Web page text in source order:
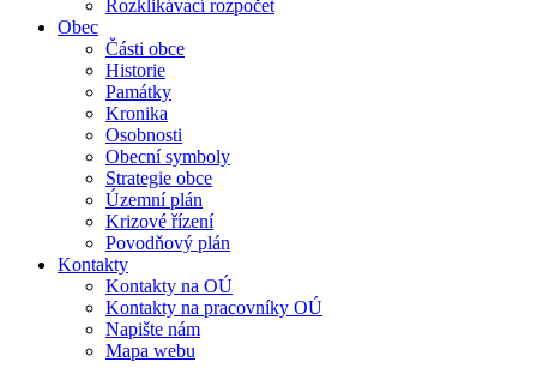
Rozklikávací rozpočet
Obec
Části obce
Historie
Památky
Kronika
Osobnosti
Obecní symboly
Strategie obce
Územní plán
Krizové řízení
Povodňový plán
Kontakty
Kontakty na OÚ
Kontakty na pracovníky OÚ
Napište nám
Mapa webu